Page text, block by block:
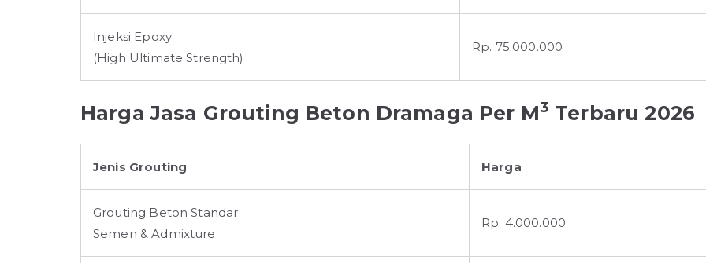
Injeksi Epoxy
(High Ultimate Strength)
Rp. 75.000.000
Harga Jasa Grouting Beton Dramaga Per M3 Terbaru 2026
Jenis Grouting Harga
Grouting Beton Standar
Semen & Admixture
Rp. 4.000.000